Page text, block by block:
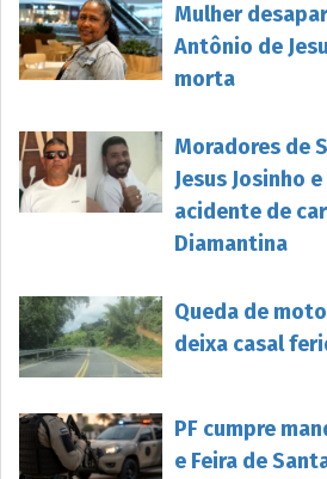
Mulher
Antônio de
morta
Moradores de
Jesus Josinho
acidente de
Diamantina
Queda de
deixa casal
PF cumpre
e Feira de